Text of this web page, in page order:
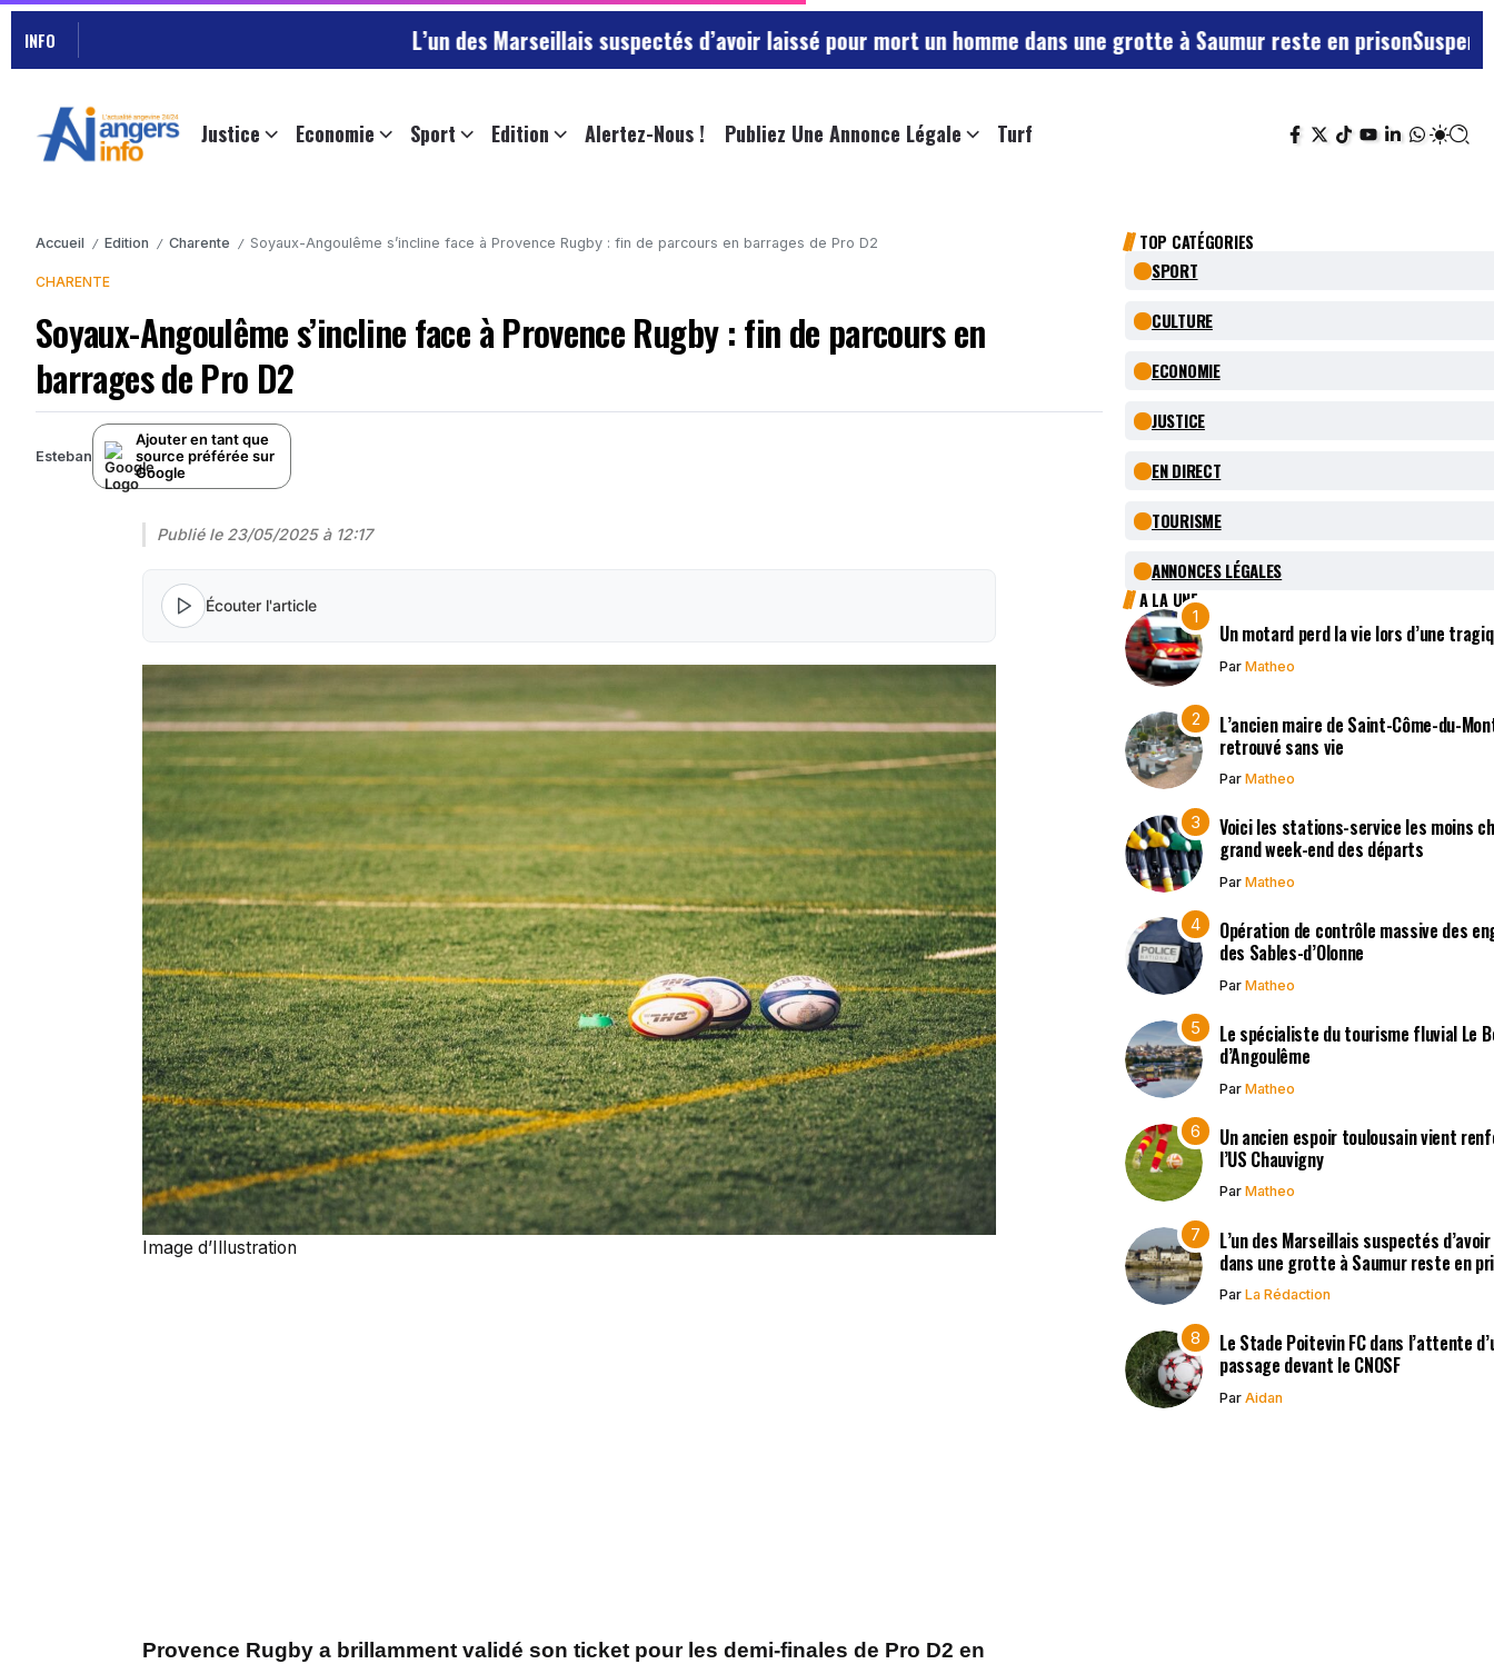
INFO L’un des Marseillais suspectés d’avoir laissé pour mort un homme dans une grotte à Saumur reste en prisonSuspension annulée
Justice Economie Sport Edition Alertez-Nous ! Publiez Une Annonce Légale Turf
Accueil / Edition / Charente / Soyaux-Angoulême s’incline face à Provence Rugby : fin de parcours en barrages de Pro D2
CHARENTE
Soyaux-Angoulême s’incline face à Provence Rugby : fin de parcours en
barrages de Pro D2
Esteban
Ajouter en tant que
source préférée sur
Google
Publié le 23/05/2025 à 12:17
Écouter l'article
Image d’Illustration
Provence Rugby a brillamment validé son ticket pour les demi-finales de Pro D2 en
TOP CATÉGORIES
SPORT
CULTURE
ECONOMIE
JUSTICE
EN DIRECT
TOURISME
ANNONCES LÉGALES
A LA UNE
Un motard perd la vie lors d’une
Par Matheo
L’ancien maire de Saint-Côme-du-
retrouvé sans vie
Par Matheo
Voici les stations-service les moins
grand week-end des départs
Par Matheo
Opération de contrôle massive des
des Sables-d’Olonne
Par Matheo
Le spécialiste du tourisme fluvial Le
d’Angoulême
Par Matheo
Un ancien espoir toulousain vient
l’US Chauvigny
Par Matheo
L’un des Marseillais suspectés
dans une grotte à Saumur reste en
Par La Rédaction
Le Stade Poitevin FC dans l’attente
passage devant le CNOSF
Par Aidan